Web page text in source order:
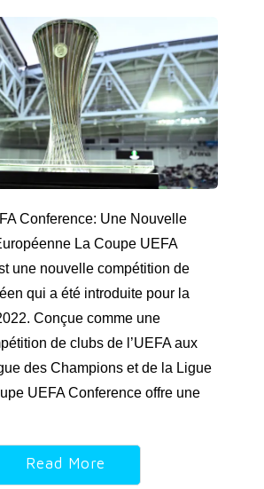
Conference: Une Nouvelle
La Coupe UEFA
une nouvelle compétition de
qui a été introduite pour la
Conçue comme une
de clubs de l’UEFA aux
des Champions et de la Ligue
UEFA Conference offre une
Read More